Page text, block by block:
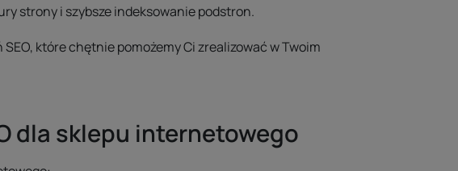
strony i szybsze indeksowanie podstron.
które chętnie pomożemy Ci zrealizować w Twoim
dla sklepu internetowego